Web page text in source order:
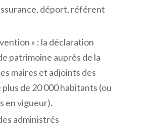
déport, référent
» : la déclaration
patrimoine auprès de la
maires et adjoints des
de 20 000 habitants (ou
en vigueur).
administrés